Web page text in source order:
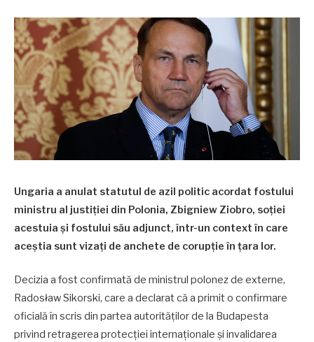
Ungaria a anulat statutul de azil politic acordat fostului
ministru al justiției din Polonia, Zbigniew Ziobro, soției
acestuia și fostului său adjunct, într-un context în care
aceștia sunt vizați de anchete de corupție în țara lor.
Decizia a fost confirmată de ministrul polonez de externe,
Radosław Sikorski, care a declarat că a primit o confirmare
oficială în scris din partea autorităților de la Budapesta
privind retragerea protecției internaționale și invalidarea